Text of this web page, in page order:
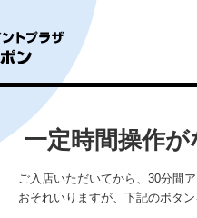
一定時間操作
ご入店いただいてから、30分間
おそれいりますが、下記のボタ